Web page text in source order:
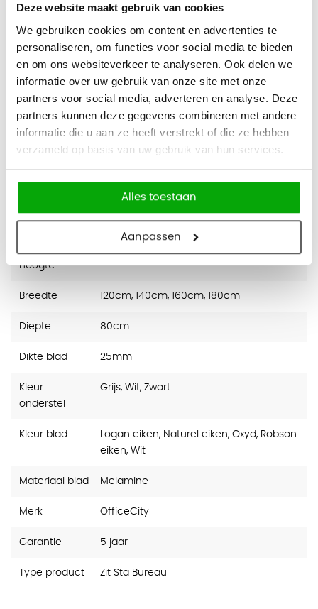
Deze website maakt gebruik van cookies
We gebruiken cookies om content en advertenties te
personaliseren, om functies voor social media te bieden
en om ons websiteverkeer te analyseren. Ook delen we
informatie over uw gebruik van onze site met onze
partners voor social media, adverteren en analyse. Deze
partners kunnen deze gegevens combineren met andere
informatie die u aan ze heeft verstrekt of die ze hebben
verzameld op basis van uw gebruik van hun services.
Alles toestaan
Aanpassen
Specificaties:
- Bureaublad van melamine, met parkers (houtschroeven)
geleverd (zonder voorgeboorde gaten)
- Inclusief 5 jaar fabrieksgarantie
Specificaties
Hoogte
instelbaar
Ja
hoogte
71cm
hoogte
Breedte 120cm, 140cm, 160cm, 180cm
Diepte 80cm
Dikte blad 25mm
Kleur
onderstel
Grijs, Wit, Zwart
Kleur blad
Logan eiken, Naturel eiken, Oxyd, Robson
eiken, Wit
Materiaal blad Melamine
Merk OfficeCity
Garantie 5 jaar
Type product Zit Sta Bureau